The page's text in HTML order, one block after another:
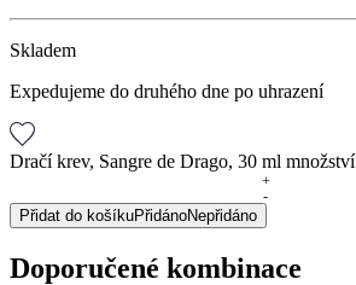
Skladem
Expedujeme do druhého dne po uhrazení
Dračí krev, Sangre de Drago, 30 ml množství
+
-
Přidat do košíkuPřidánoNepřidáno
Doporučené kombinace